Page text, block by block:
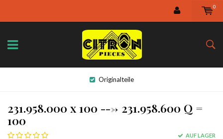
0
Originalteile
231.958.000 x 100 ---> 231.958.600 Q =
100
AUF LAGER